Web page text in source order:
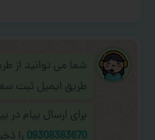
شما می توانید از
طریق ایمیل ثبت
برای ارسال پیام در
09308383670 را